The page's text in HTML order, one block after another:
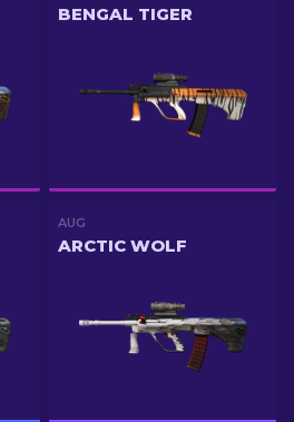
BENGAL TIGER
AUG
ARCTIC WOLF